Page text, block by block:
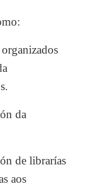
da
de librarías
aos